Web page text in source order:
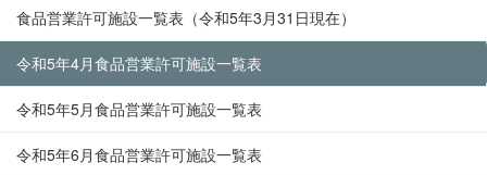
食品営業許可施設一覧表（令和5年3月31日現在）
令和5年4月食品営業許可施設一覧表
令和5年5月食品営業許可施設一覧表
令和5年6月食品営業許可施設一覧表